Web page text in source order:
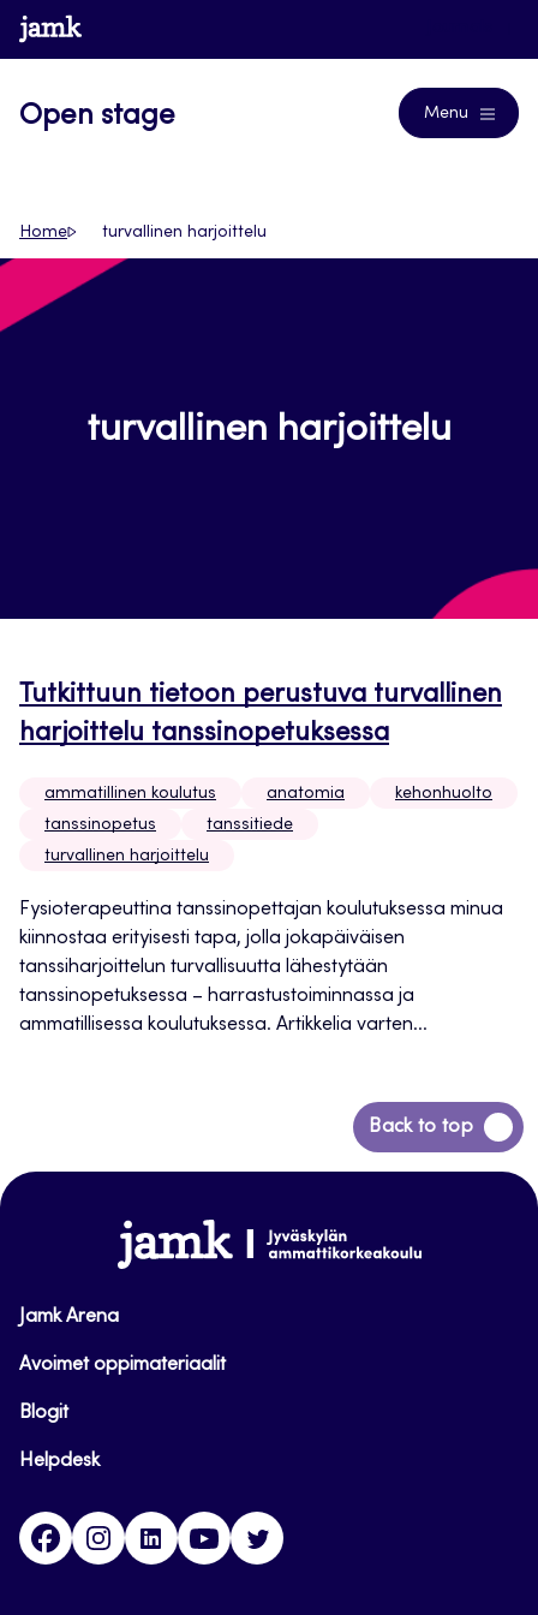
Siirry
suoraan
www.jamk.fi
Open stage Menu
Home turvallinen harjoittelu
turvallinen harjoittelu
Tutkittuun tietoon perustuva turvallinen
harjoittelu tanssinopetuksessa
ammatillinen koulutus anatomia
kehonhuolto
tanssinopetus
tanssitiede
turvallinen harjoittelu
Fysioterapeuttina tanssinopettajan koulutuksessa minua
kiinnostaa erityisesti tapa, jolla jokapäiväisen
tanssiharjoittelun turvallisuutta lähestytään
tanssinopetuksessa – harrastustoiminnassa ja
ammatillisessa koulutuksessa. Artikkelia varten...
Back to top
Siirry
takaisin
www.jamk.fi
Jamk Arena
Avoimet oppimateriaalit
Blogit
Helpdesk
FacebookInstagram
LinkedInYoutube